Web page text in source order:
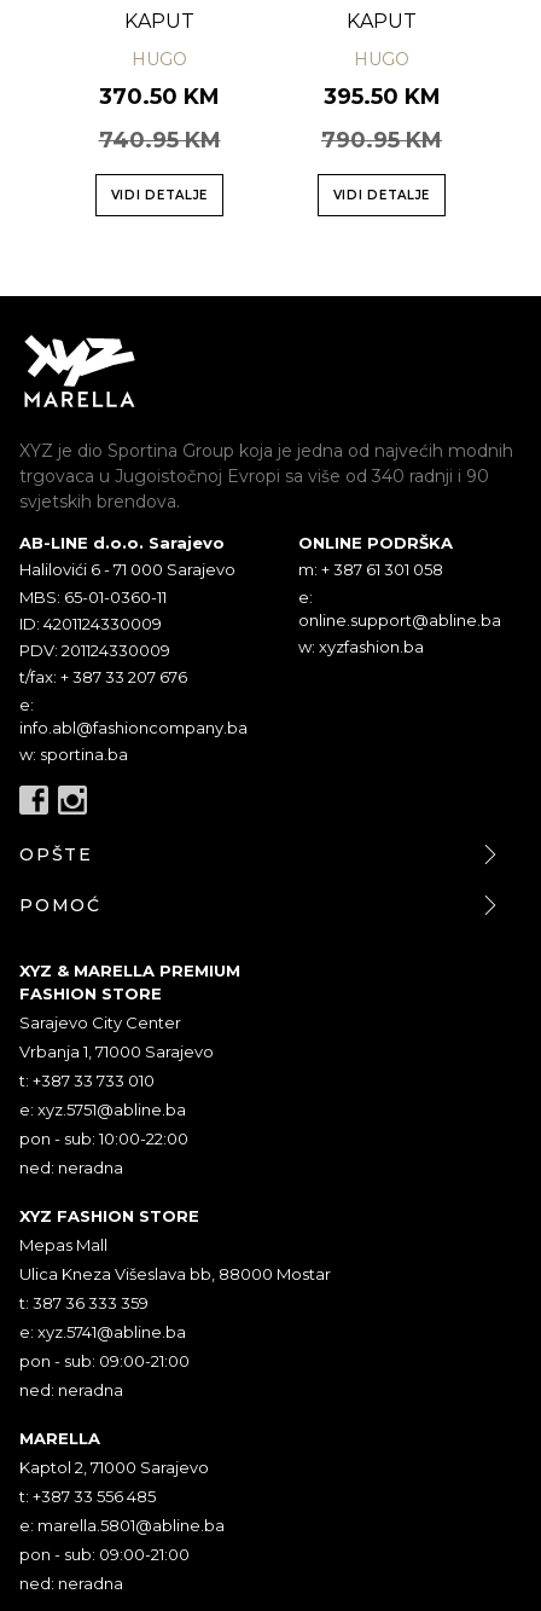
KAPUT
HUGO
370.50 KM
740.95 KM
VIDI DETALJE
KAPUT
HUGO
395.50 KM
790.95 KM
VIDI DETALJE
XYZ je dio Sportina Group koja je jedna od najvećih modnih
trgovaca u Jugoistočnoj Evropi sa više od 340 radnji i 90
svjetskih brendova.
AB-LINE d.o.o. Sarajevo
Halilovići 6 - 71 000 Sarajevo
MBS: 65-01-0360-11
ID: 4201124330009
PDV: 201124330009
t/fax: + 387 33 207 676
e:
info.abl@fashioncompany.ba
w: sportina.ba
ONLINE PODRŠKA
m: + 387 61 301 058
e:
online.support@abline.ba
w: xyzfashion.ba
OPŠTE
POMOĆ
XYZ & MARELLA PREMIUM
FASHION STORE
Sarajevo City Center
Vrbanja 1, 71000 Sarajevo
t: +387 33 733 010
e: xyz.5751@abline.ba
pon - sub: 10:00-22:00
ned: neradna
XYZ FASHION STORE
Mepas Mall
Ulica Kneza Višeslava bb, 88000 Mostar
t: 387 36 333 359
e: xyz.5741@abline.ba
pon - sub: 09:00-21:00
ned: neradna
MARELLA
Kaptol 2, 71000 Sarajevo
t: +387 33 556 485
e: marella.5801@abline.ba
pon - sub: 09:00-21:00
ned: neradna